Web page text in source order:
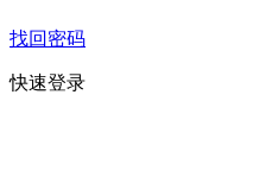
找回密码
快速登录